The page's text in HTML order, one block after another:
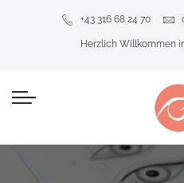
+43 316 68 24 70
Herzlich Willkommen